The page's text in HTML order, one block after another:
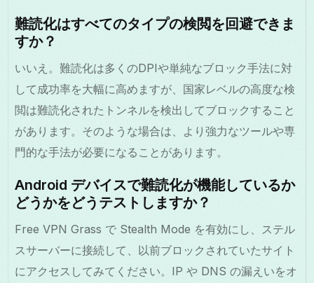
難読化はすべてのタイプの検閲を回避できま
すか？
いいえ。難読化は多くのDPIや単純なブロック手法に対
して成功率を大幅に高めますが、国家レベルの高度な検
閲は難読化されたトンネルを検出してブロックすること
があります。そのような場合は、より強力なツールや専
門的な手法が必要になることがあります。
Android デバイスで難読化が機能しているか
どうかをどうテストしますか？
Free VPN Grass で Stealth Mode を有効にし、ステル
スサーバーに接続して、以前ブロックされていたサイト
にアクセスしてみてください。IP や DNS の漏えいをオ